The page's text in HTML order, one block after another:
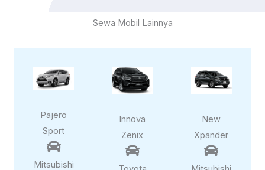
Sewa Mobil Lainnya
Pajero
Sport

Mitsubishi
Innova
Zenix

New
Xpander
